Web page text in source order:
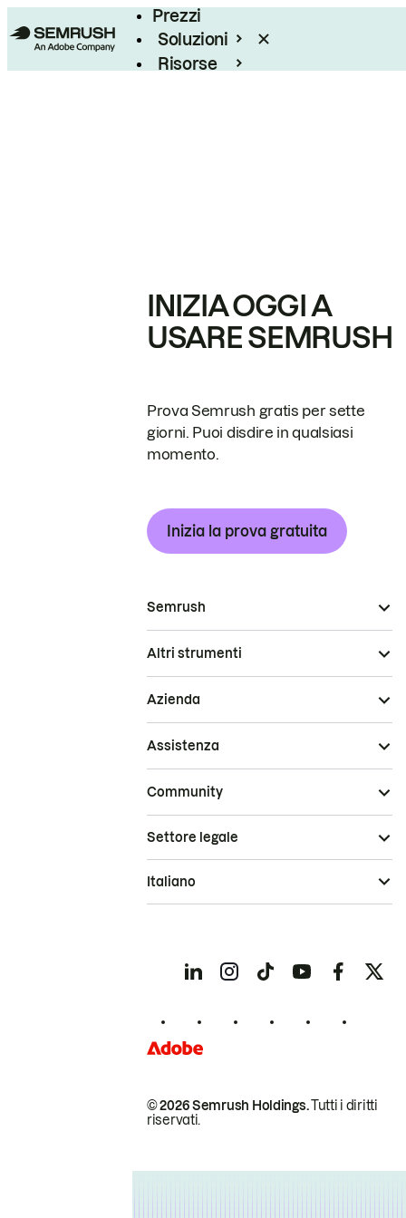
Prezzi
Soluzioni
Risorse
INIZIA OGGI A
USARE SEMRUSH
Prova Semrush gratis per sette
giorni. Puoi disdire in qualsiasi
momento.
Inizia la prova gratuita
Semrush
Altri strumenti
Azienda
Assistenza
Community
© 2026 Semrush Holdings.Tutti i diritti
riservati.
Settore legale
Italiano